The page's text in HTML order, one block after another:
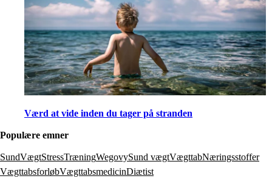
Værd at vide inden du tager på stranden
Populære emner
SundVægtStressTræningWegovySund vægtVægttabNæringsstoffer
VægttabsforløbVægttabsmedicinDiætist